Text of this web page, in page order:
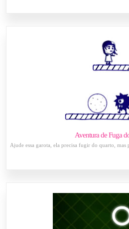
Aventura de Fuga
Ajude essa garota, ela precisa fugir do quarto, mas